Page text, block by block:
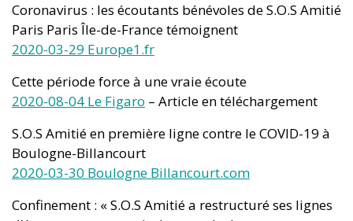
Coronavirus : les écoutants bénévoles de S.O.S Amitié
Paris Paris Île-de-France témoignent
2020-03-29 Europe1.fr
Cette période force à une vraie écoute
2020-08-04 Le Figaro – Article en téléchargement
S.O.S Amitié en première ligne contre le COVID-19 à
Boulogne-Billancourt
2020-03-30 Boulogne Billancourt.com
Confinement : « S.O.S Amitié a restructuré ses lignes